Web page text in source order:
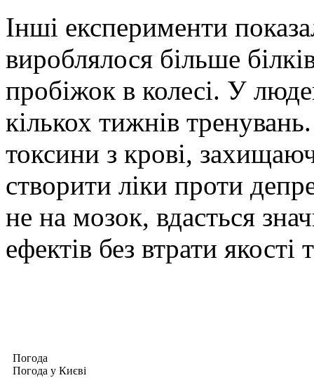
Інші експерименти
вироблялося більше
пробіжок в колесі. У
кількох тижнів
токсини з крові,
створити ліки проти
не на мозок, вдасться
ефектів без втрати якості
Погода
Погода у Києві